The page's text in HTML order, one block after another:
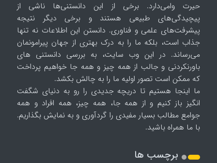
حیرت وامی‌دارد. برخی از این دانستنی‌ها ناشی از
پیچیدگی‌های طبیعی هستند و برخی دیگر نتیجه
پیشرفت‌های علمی و فناوری. دانستن این اطلاعات نه تنها
جذاب است، بلکه ما را به درک بهتری از جهان پیرامونمان
می‌رساند. در این وب سایت، به بررسی دانستنی های
باورنکردنی و جالب از همه چیز و همه جا خواهیم پرداخت
که ممکن است تصور اولیه ما را به چالش بکشد.
ما اینجا هستیم تا دریچه جدیدی را رو به دنیای شگفت
انگیز باز کنیم و از همه جا، همه چیز، همه افراد و همه
جوامع مطالب بسیار مفیدی را گردآوری و به نمایش بگذاریم.
با ما همراه باشید.
برچسب ها